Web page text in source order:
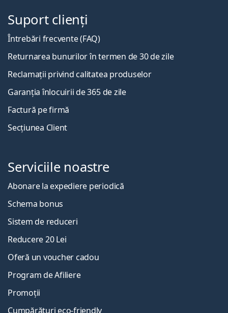
Suport clienți
Întrebări frecvente (FAQ)
Returnarea bunurilor în termen de 30 de zile
Reclamații privind calitatea produselor
Garanția înlocuirii de 365 de zile
Factură pe firmă
Secțiunea Client
Serviciile noastre
Abonare la expediere periodică
Schema bonus
Sistem de reduceri
Reducere 20 Lei
Oferă un voucher cadou
Program de Afiliere
Promoții
Cumpărături eco-friendly